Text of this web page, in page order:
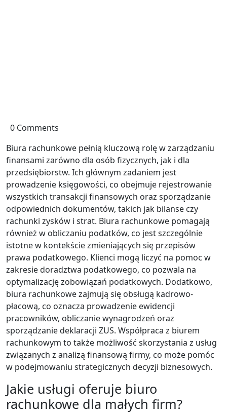
0 Comments
Biura rachunkowe pełnią kluczową rolę w zarządzaniu
finansami zarówno dla osób fizycznych, jak i dla
przedsiębiorstw. Ich głównym zadaniem jest
prowadzenie księgowości, co obejmuje rejestrowanie
wszystkich transakcji finansowych oraz sporządzanie
odpowiednich dokumentów, takich jak bilanse czy
rachunki zysków i strat. Biura rachunkowe pomagają
również w obliczaniu podatków, co jest szczególnie
istotne w kontekście zmieniających się przepisów
prawa podatkowego. Klienci mogą liczyć na pomoc w
zakresie doradztwa podatkowego, co pozwala na
optymalizację zobowiązań podatkowych. Dodatkowo,
biura rachunkowe zajmują się obsługą kadrowo-
płacową, co oznacza prowadzenie ewidencji
pracowników, obliczanie wynagrodzeń oraz
sporządzanie deklaracji ZUS. Współpraca z biurem
rachunkowym to także możliwość skorzystania z usług
związanych z analizą finansową firmy, co może pomóc
w podejmowaniu strategicznych decyzji biznesowych.
Jakie usługi oferuje biuro
rachunkowe dla małych firm?